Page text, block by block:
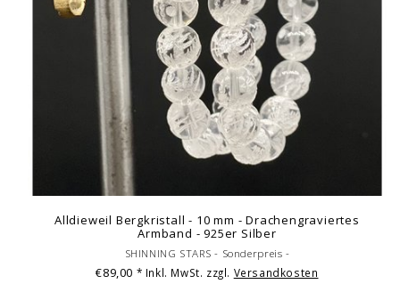
Alldieweil Bergkristall - 10 mm - Drachengraviertes
Armband - 925er Silber
SHINNING STARS - Sonderpreis -
€89,00 * Inkl. MwSt. zzgl. Versandkosten